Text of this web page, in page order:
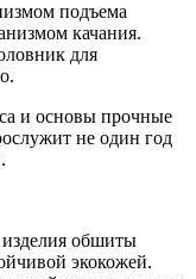
подъема
качания.
для
и основы прочные
не один год
изделия обшиты
экокожей.